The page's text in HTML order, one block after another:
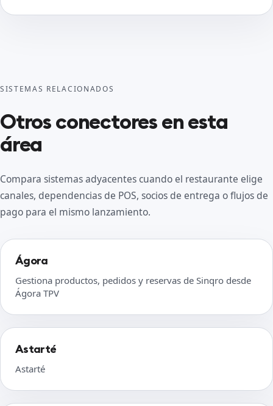
SISTEMAS RELACIONADOS
Otros conectores en esta
área
Compara sistemas adyacentes cuando el restaurante elige
canales, dependencias de POS, socios de entrega o flujos de
pago para el mismo lanzamiento.
Ágora
Gestiona productos, pedidos y reservas de Sinqro desde
Ágora TPV
Astarté
Astarté